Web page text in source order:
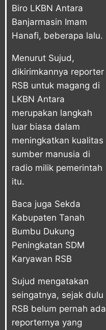
Biro LKBN Antara
Banjarmasin Imam
Hanafi, beberapa lalu.
Menurut Sujud,
dikirimkannya reporter
RSB untuk magang di
LKBN Antara
merupakan langkah
luar biasa dalam
meningkatkan kualitas
sumber manusia di
radio milik pemerintah
itu.
Baca juga Sekda
Kabupaten Tanah
Bumbu Dukung
Peningkatan SDM
Karyawan RSB
Sujud mengatakan
seingatnya, sejak dulu
RSB belum pernah ada
reporternya yang